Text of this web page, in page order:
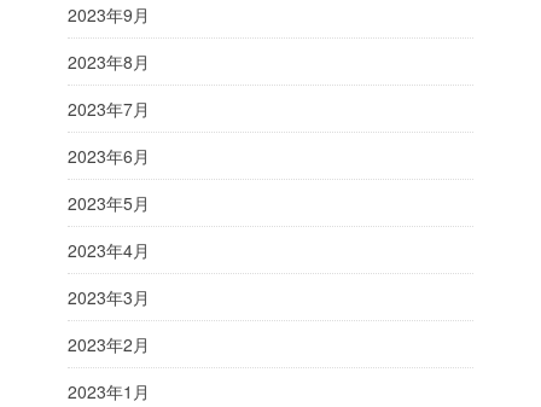
2023年9月
2023年8月
2023年7月
2023年6月
2023年5月
2023年4月
2023年3月
2023年2月
2023年1月